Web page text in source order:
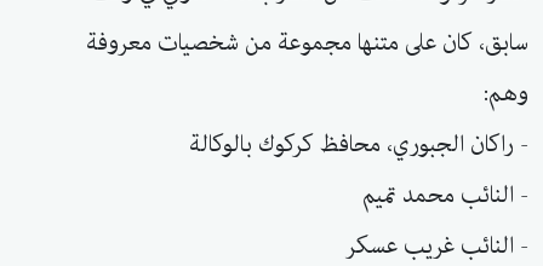
سابق، كان على متنها مجموعة من شخصيات معروفة
وهم:
- راكان الجبوري، محافظ كركوك بالوكالة
- النائب محمد تميم
- النائب غريب عسكر